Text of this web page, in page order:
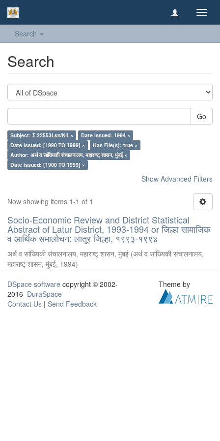
Search
Search
Go
Subject: Σ.22553Lsn/N4 ×
Date issued: 1994 ×
Date issued: [1990 TO 1999] ×
Has File(s): true ×
Author: अर्थ व सांख्यिकी संचालनालय, महाराष्ट् शासन, मुंबई ×
Date issued: [1900 TO 1999] ×
Show Advanced Filters
Now showing items 1-1 of 1
Socio-Economic Review and District Statistical
Abstract of Latur District, 1993-1994 or जिल्हा सामाजिक
व आर्थिक समालोचन: लातूर जिल्हा, १९९३-१९९४
अर्थ व सांख्यिकी संचालनालय, महाराष्ट् शासन, मुंबई (अर्थ व सांख्यिकी संचालनालय,
महाराष्ट् शासन, मुंबई, 1994)
DSpace software copyright © 2002-
2016 DuraSpace
Contact Us | Send Feedback
Theme by